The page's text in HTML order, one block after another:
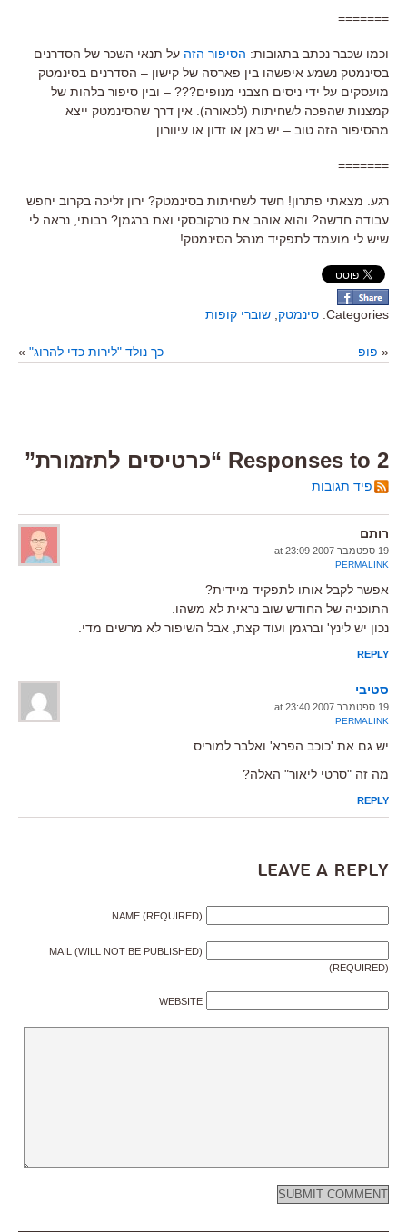
=======
וכמו שכבר נכתב בתגובות: הסיפור הזה על תנאי השכר של הסדרנים
בסינמטק נשמע איפשהו בין פארסה של קישון – הסדרנים בסינמטק
מועסקים על ידי ניסים חצבני מנופים??? – ובין סיפור בלהות של
קמצנות שהפכה לשחיתות (לכאורה). אין דרך שהסינמטק ייצא
מהסיפור הזה טוב – יש כאן או זדון או עיוורון.
=======
רגע. מצאתי פתרון! חשד לשחיתות בסינמטק? ירון זליכה בקרוב יחפש
עבודה חדשה? והוא אוהב את טרקובסקי ואת ברגמן? רבותי, נראה לי
שיש לי מועמד לתפקיד מנהל הסינמטק!
Categories: סינמטק שוברי קופות
« פופ כך נולד "לירות כדי להרוג" »
2 Responses to “כרטיסים לתזמורת”
פיד תגובות
רותם
19 ספטמבר 2007 at 23:09
PERMALINK
אפשר לקבל אותו לתפקיד מיידית?
התוכניה של החודש שוב נראית לא משהו.
נכון יש לינץ' וברגמן ועוד קצת, אבל השיפור לא מרשים מדי.
REPLY
סטיבי
19 ספטמבר 2007 at 23:40
PERMALINK
יש גם את 'כוכב הפרא' ואלבר למוריס.
מה זה "סרטי ליאור" האלה?
REPLY
Leave a Reply
NAME (REQUIRED)
MAIL (WILL NOT BE PUBLISHED)
(REQUIRED)
WEBSITE